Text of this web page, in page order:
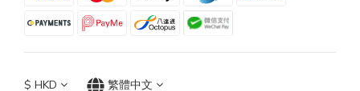
$ HKD 繁體中文